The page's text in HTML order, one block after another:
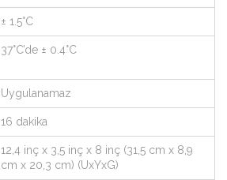
± 1.5°C
37°C’de ± 0.4°C
Uygulanamaz
16 dakika
12,4 inç x 3,5 inç x 8 inç (31,5 cm x 8,9
cm x 20,3 cm) (UxYxG)